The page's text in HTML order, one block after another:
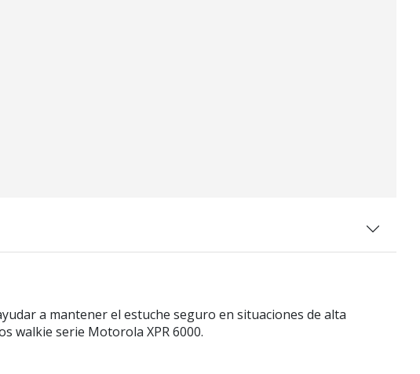
a mantener el estuche seguro en situaciones de alta
walkie serie Motorola XPR 6000.